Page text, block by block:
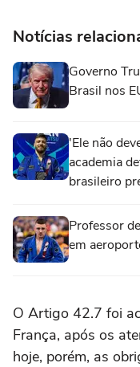
Notícias
Governo
Brasil nos
'Ele não
academia
brasileiro
Professor
em
O Artigo 42.7 foi
França, após os
hoje, porém, as